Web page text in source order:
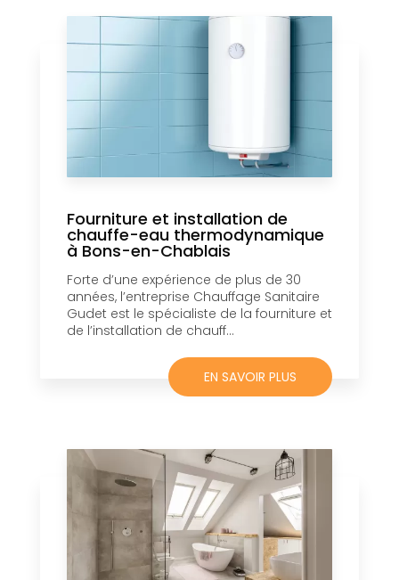
Fourniture et installation de
chauffe-eau thermodynamique
à Bons-en-Chablais
Forte d’une expérience de plus de 30
années, l’entreprise Chauffage Sanitaire
Gudet est le spécialiste de la fourniture et
de l’installation de chauff...
EN SAVOIR PLUS